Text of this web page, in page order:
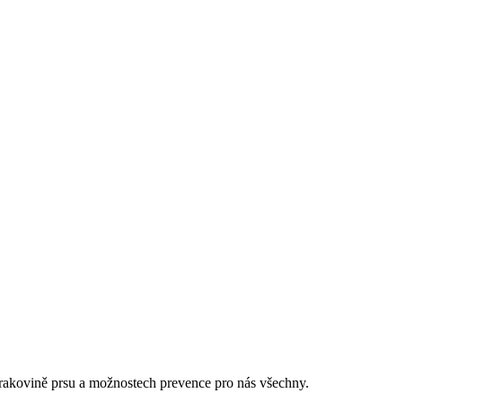
prsu a možnostech prevence pro nás všechny.